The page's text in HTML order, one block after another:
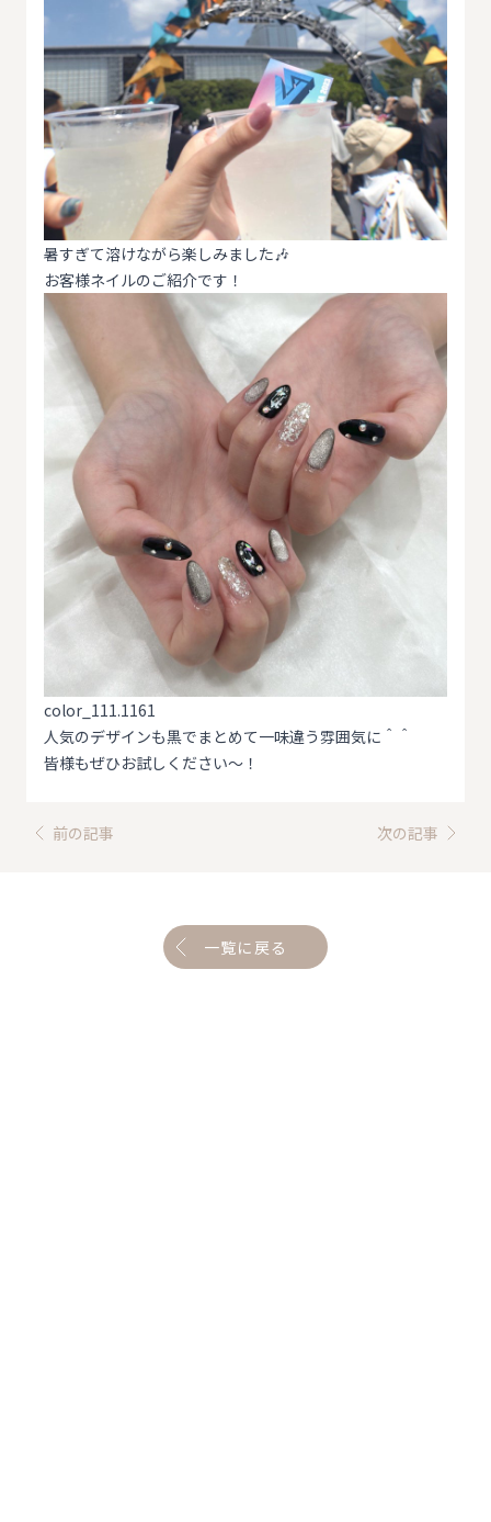
暑すぎて溶けながら楽しみました🎶
お客様ネイルのご紹介です！
color_111.1161
人気のデザインも黒でまとめて一味違う雰囲気に＾＾
皆様もぜひお試しください〜！
前の記事 次の記事
一覧に戻る